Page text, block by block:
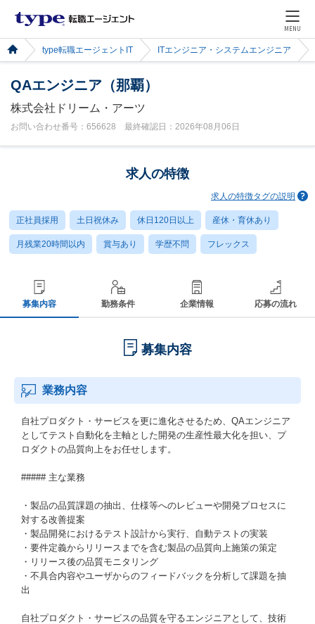
MENU
type転職エージェントIT ITエンジニア・システムエンジニア
QAエンジニア（那覇）
株式会社ドリーム・アーツ
お問い合わせ番号：656628 最終確認日：2026年08月06日
求人の特徴
求人の特徴タグの説明
正社員採用 土日祝休み 休日120日以上 産休・育休あり
月残業20時間以内 賞与あり 学歴不問 フレックス
募集内容 勤務条件 企業情報 応募の流れ
募集内容
業務内容
自社プロダクト・サービスを更に進化させるため、QAエンジニア
としてテスト自動化を主軸とした開発の生産性最大化を担い、プ
ロダクトの品質向上をお任せします。
##### 主な業務
・製品の品質課題の抽出、仕様等へのレビューや開発プロセスに
対する改善提案
・製品開発におけるテスト設計から実行、自動テストの実装
・要件定義からリリースまでを含む製品の品質向上施策の策定
・リリース後の品質モニタリング
・不具合内容やユーザからのフィードバックを分析して課題を抽
出
自社プロダクト・サービスの品質を守るエンジニアとして、技術